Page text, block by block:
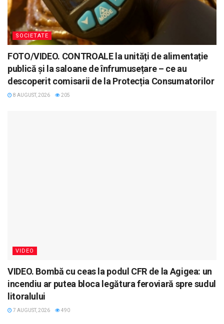
SOCIETATE
FOTO/VIDEO. CONTROALE la unități de alimentație
publică și la saloane de înfrumusețare – ce au
descoperit comisarii de la Protecția Consumatorilor
8 AUGUST, 2026 205
VIDEO
VIDEO. Bombă cu ceas la podul CFR de la Agigea: un
incendiu ar putea bloca legătura feroviară spre sudul
litoralului
7 AUGUST, 2026 490